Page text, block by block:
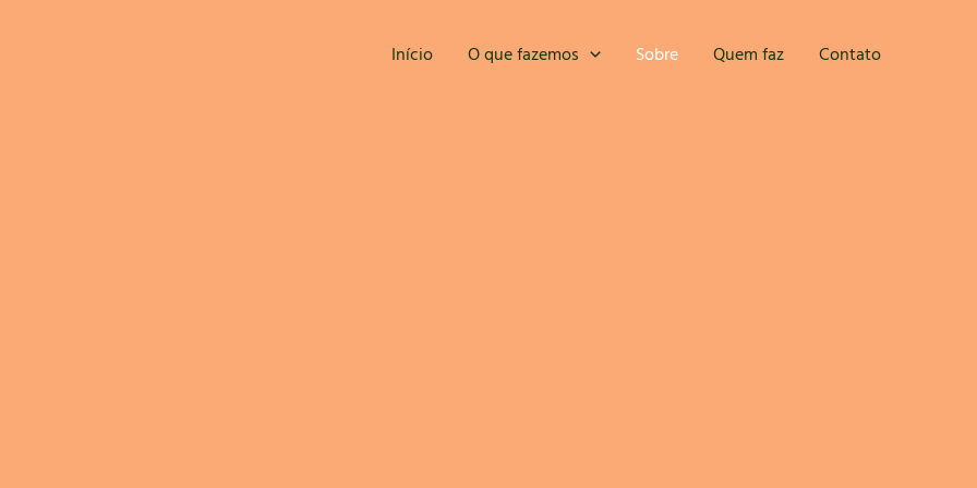
Início O que fazemos Sobre Quem faz Contato